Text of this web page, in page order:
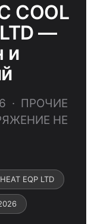
COOL
LTD —
и
· ПРОЧИЕ
НЕ
EQP LTD